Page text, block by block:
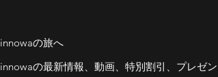
innowaの旅へ
innowaの最新情報、動画、特別割引、プレゼ